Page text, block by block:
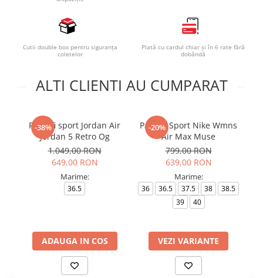
Cutii double box pentru siguranța
coletelor
Plată cu cardul chiar și în 6 rate fără
dobândă
ALTI CLIENTI AU CUMPARAT
-38%
Pantofi sport Jordan Air
Jordan 5 Retro Og
1.049,00 RON
649,00 RON
Marime:
36.5
ADAUGA IN COS
-20%
Pantofi Sport Nike Wmns
Air Max Muse
799,00 RON
639,00 RON
Marime:
36 36.5 37.5 38
38.5
39
40
VEZI VARIANTE